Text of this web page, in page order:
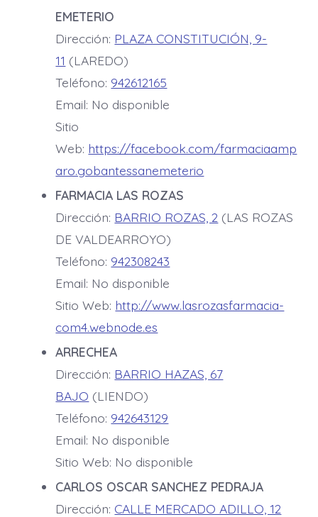
EMETERIO
Dirección: PLAZA CONSTITUCIÓN, 9-
11 (LAREDO)
Teléfono: 942612165
Email: No disponible
Sitio
Web: https://facebook.com/farmaciaamp
aro.gobantessanemeterio
FARMACIA LAS ROZAS
Dirección: BARRIO ROZAS, 2 (LAS ROZAS
DE VALDEARROYO)
Teléfono: 942308243
Email: No disponible
Sitio Web: http://www.lasrozasfarmacia-
com4.webnode.es
ARRECHEA
Dirección: BARRIO HAZAS, 67
BAJO (LIENDO)
Teléfono: 942643129
Email: No disponible
Sitio Web: No disponible
CARLOS OSCAR SANCHEZ PEDRAJA
Dirección: CALLE MERCADO ADILLO, 12